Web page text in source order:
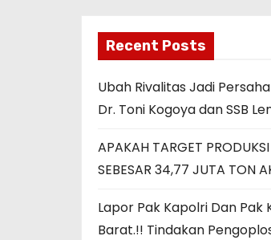
Recent Posts
Ubah Rivalitas Jadi
Dr. Toni Kogoya dan SSB
APAKAH TARGET
SEBESAR 34,77 JUTA TON
Lapor Pak Kapolri Dan Pak
Barat.!! Tindakan